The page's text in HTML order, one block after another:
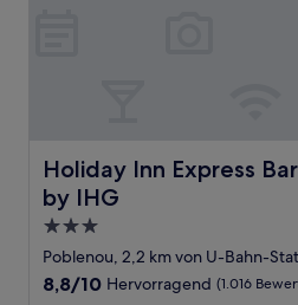
Holiday Inn Express
by IHG
Holiday Inn Express
3.0-
Sterne-
Unterkunft
Poblenou, 2,2 km von U-Bahn-
8.8
8,8/10 Hervorragend (1.016